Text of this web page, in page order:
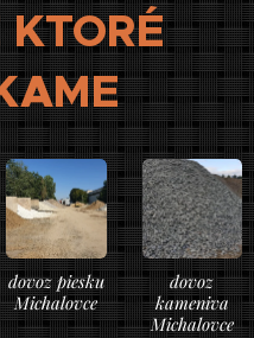
dovoz piesku
Michalovce
dovoz
kameniva
Michalovce